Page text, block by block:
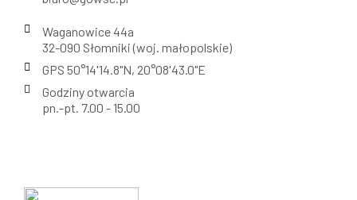
Waganowice 44a
32-090 Słomniki (woj. małopolskie)
GPS 50°14'14.8"N, 20°08'43.0"E
Godziny otwarcia
pn.-pt. 7.00 - 15.00